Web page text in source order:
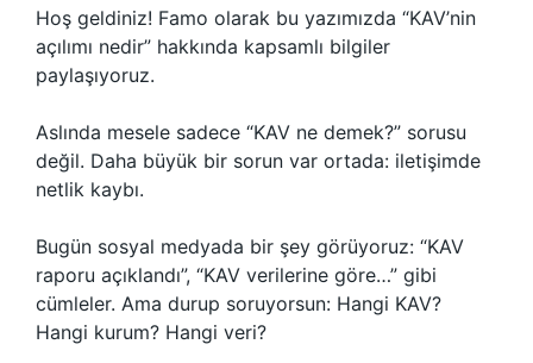
Hoş geldiniz! Famo olarak bu yazımızda “KAV’nin
açılımı nedir” hakkında kapsamlı bilgiler
paylaşıyoruz.
Aslında mesele sadece “KAV ne demek?” sorusu
değil. Daha büyük bir sorun var ortada: iletişimde
netlik kaybı.
Bugün sosyal medyada bir şey görüyoruz: “KAV
raporu açıklandı”, “KAV verilerine göre…” gibi
cümleler. Ama durup soruyorsun: Hangi KAV?
Hangi kurum? Hangi veri?